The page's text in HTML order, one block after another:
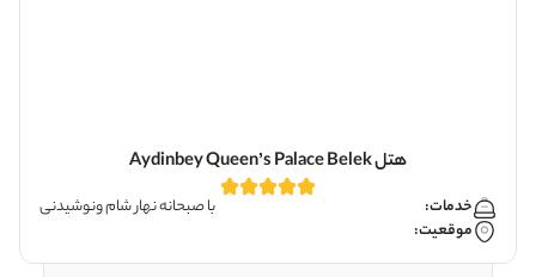
هتل Aydinbey Queen’s Palace Belek
خدمات:
با صبحانه نهار شام ونوشیدنی
موقعیت: